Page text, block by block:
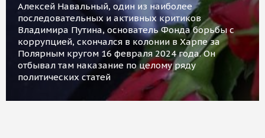
Алексей Навальный, один из наиболее
последовательных и активных критиков
Владимира Путина, основатель Фонда борьбы с
коррупцией, скончался в колонии в Харпе за
Полярным кругом 16 февраля 2024 года. Он
отбывал там наказание по целому ряду
политических статей